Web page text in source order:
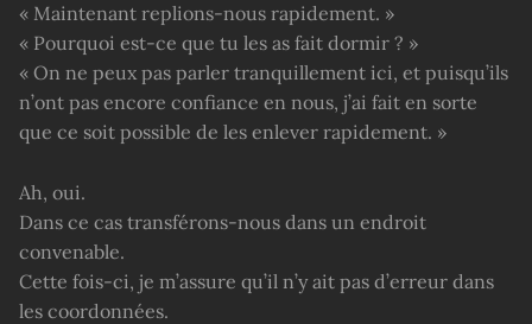
« Maintenant replions-nous rapidement. »
« Pourquoi est-ce que tu les as fait dormir ? »
« On ne peux pas parler tranquillement ici, et puisqu’ils
n’ont pas encore confiance en nous, j’ai fait en sorte
que ce soit possible de les enlever rapidement. »
Ah, oui.
Dans ce cas transférons-nous dans un endroit
convenable.
Cette fois-ci, je m’assure qu’il n’y ait pas d’erreur dans
les coordonnées.